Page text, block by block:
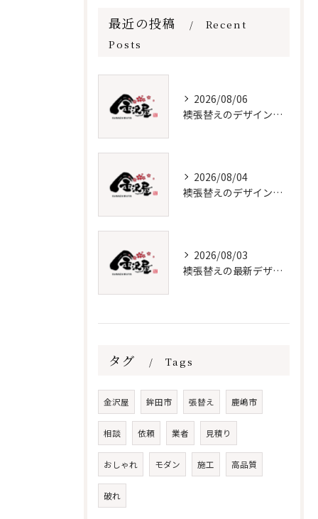
最近の投稿
Recent
Posts
2026/08/06
襖張替えのデザイン技術とメンテナンス法
2026/08/04
襖張替えのデザインと選び方徹底解説
2026/08/03
襖張替えの最新デザインとメンテナンス術
タグ Tags
金沢屋 鉾田市 張替え 鹿嶋市
相談 依頼 業者 見積り
おしゃれ モダン 施工 高品質
破れ